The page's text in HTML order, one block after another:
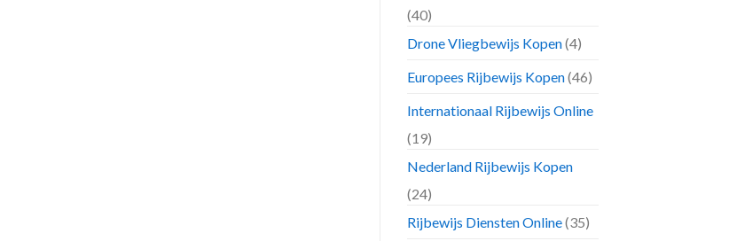
(40)
Drone Vliegbewijs Kopen(4)
Europees Rijbewijs Kopen(46)
Internationaal Rijbewijs Online
(19)
Nederland Rijbewijs Kopen
(24)
Rijbewijs Diensten Online(35)